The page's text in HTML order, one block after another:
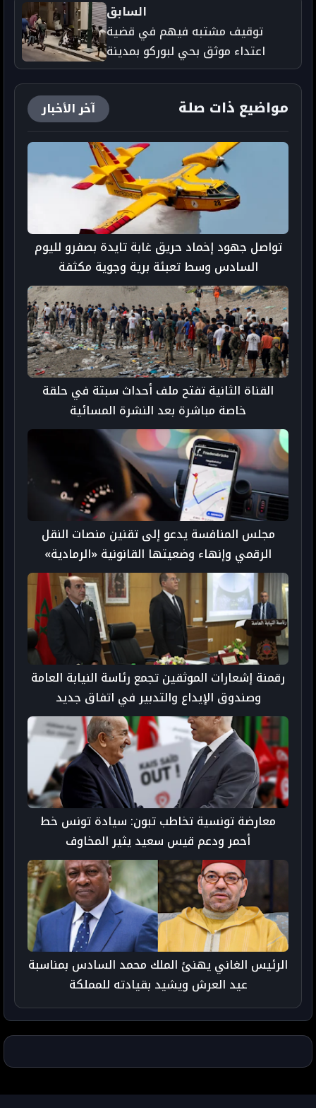
السابق
توقيف مشتبه فيهم في قضية
اعتداء موثق بحي لبوركو بمدينة
العيون
مواضيع ذات صلة آخر الأخبار
تواصل جهود إخماد حريق غابة تايدة بصفرو لليوم
السادس وسط تعبئة برية وجوية مكثفة
القناة الثانية تفتح ملف أحداث سبتة في حلقة
خاصة مباشرة بعد النشرة المسائية
مجلس المنافسة يدعو إلى تقنين منصات النقل
الرقمي وإنهاء وضعيتها القانونية «الرمادية»
رقمنة إشعارات الموثقين تجمع رئاسة النيابة العامة
وصندوق الإيداع والتدبير في اتفاق جديد
معارضة تونسية تخاطب تبون: سيادة تونس خط
أحمر ودعم قيس سعيد يثير المخاوف
الرئيس الغاني يهنئ الملك محمد السادس بمناسبة
عيد العرش ويشيد بقيادته للمملكة